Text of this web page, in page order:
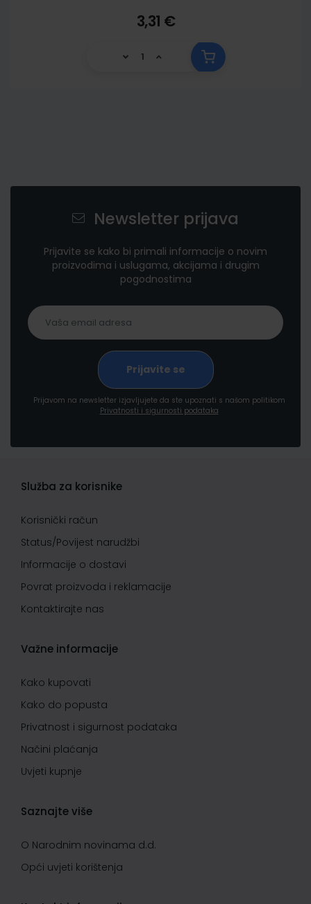
3,31 €
Newsletter prijava
Prijavite se kako bi primali informacije o novim
proizvodima i uslugama, akcijama i drugim
pogodnostima
Prijavom na newsletter izjavljujete da ste upoznati s našom politikom
Privatnosti i sigurnosti podataka
Služba za korisnike
Korisnički račun
Status/Povijest narudžbi
Informacije o dostavi
Povrat proizvoda i reklamacije
Kontaktirajte nas
Važne informacije
Kako kupovati
Kako do popusta
Privatnost i sigurnost podataka
Načini plaćanja
Uvjeti kupnje
Saznajte više
O Narodnim novinama d.d.
Opći uvjeti korištenja